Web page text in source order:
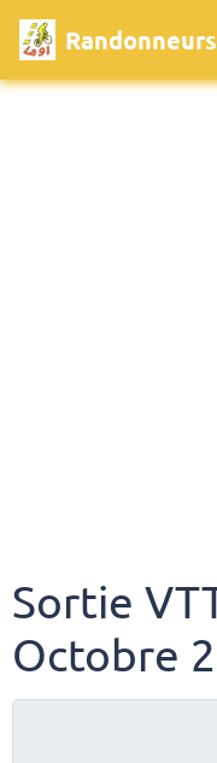
Sortie
Octobre